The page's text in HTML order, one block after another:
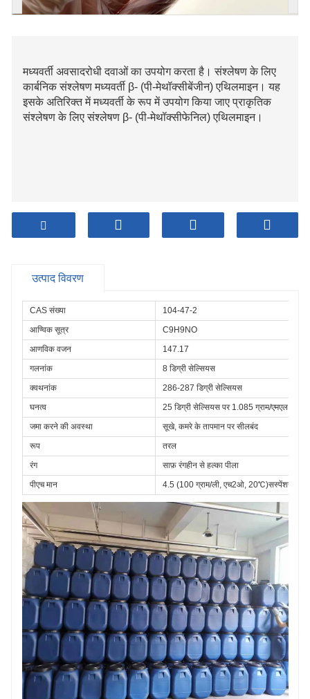
मध्यवर्ती अवसादरोधी दवाओं का उपयोग करता है। संश्लेषण के लिए
कार्बनिक संश्लेषण मध्यवर्ती β- (पी-मेथॉक्सीबेंजीन) एथिलमाइन। यह
इसके अतिरिक्त में मध्यवर्ती के रूप में उपयोग किया जाए प्राकृतिक
संश्लेषण के लिए संश्लेषण β- (पी-मेथॉक्सीफेनिल) एथिलमाइन।
उत्पाद विवरण
CAS संख्या
104-47-2
आण्विक सूत्र
C9H9NO
आणविक वजन
147.17
गलनांक
8 डिग्री सेल्सियस
क्वथनांक
286-287 डिग्री सेल्सियस
घनत्व
25 डिग्री सेल्सियस पर 1.085 ग्राम/एमएल
जमा करने की अवस्था
सूखे, कमरे के तापमान पर सीलबंद
रूप
तरल
रंग
साफ़ रंगहीन से हल्का पीला
पीएच मान
4.5 (100 ग्राम/ली, एच2ओ, 20℃)सस्पेंशन